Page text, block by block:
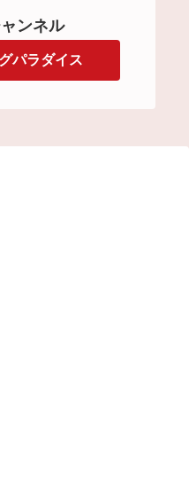
ンネル
パラダイス